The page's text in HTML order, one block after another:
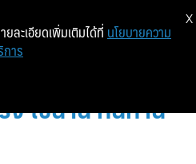
A07 5G
ใช้นาน ทนทาน
ละเอียดเพิ่มเติมได้ที่ นโยบายความ
การ
X